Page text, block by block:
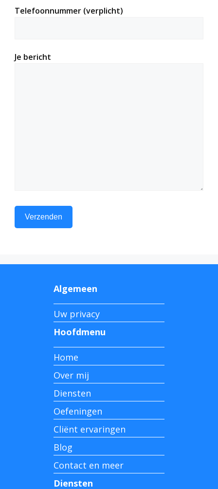
Telefoonnummer (verplicht)
Je bericht
Algemeen
Uw privacy
Hoofdmenu
Home
Over mij
Diensten
Oefeningen
Cliënt ervaringen
Blog
Contact en meer
Diensten